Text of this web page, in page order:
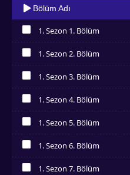
Bölüm Adı
1. Sezon 1. Bölüm
1. Sezon 2. Bölüm
1. Sezon 3. Bölüm
1. Sezon 4. Bölüm
1. Sezon 5. Bölüm
1. Sezon 6. Bölüm
1. Sezon 7. Bölüm